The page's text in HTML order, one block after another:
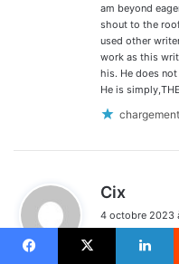
am beyond
shout to the
used other
work as this
his. He does
He is
Cix
t
4 octobre 2023
Free spins are